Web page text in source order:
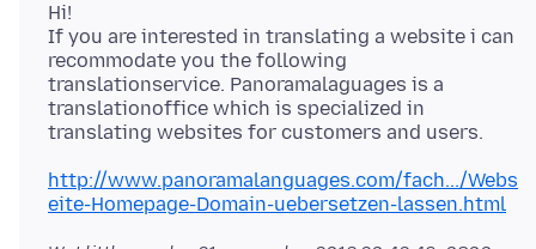
Hi!
If you are interested in translating a website i can
recommodate you the following
translationservice. Panoramalaguages is a
translationoffice which is specialized in
http://www.panoramalanguages.com/fach.../Webs
eite-Homepage-Domain-uebersetzen-lassen.html